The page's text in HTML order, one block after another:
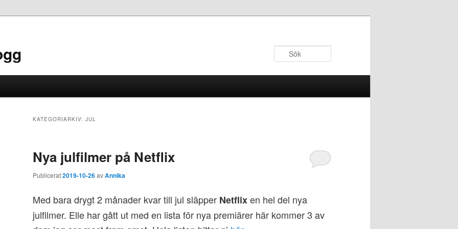
KATEGORIARKIV: JUL
Nya julfilmer på Netflix
Publicerat2019-10-26avAnnika
Med bara drygt 2 månader kvar till jul släpper Netflixen hel del nya
julfilmer. Elle har gått ut med en lista för nya premiärer här kommer 3 av